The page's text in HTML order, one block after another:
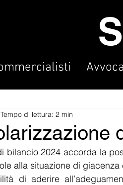
Tempo di lettura: 2 min
bilancio 2024 accorda la
alla situazione di giacenza
di aderire